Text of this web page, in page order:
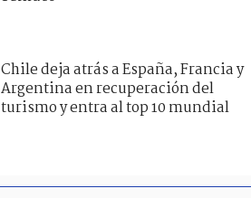
Chile deja atrás a España, Francia y
Argentina en recuperación del
turismo y entra al top 10 mundial